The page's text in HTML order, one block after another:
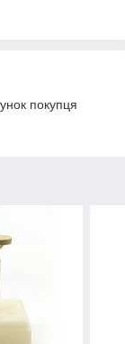
покупця